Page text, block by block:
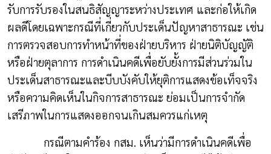
รับการรับรองในสนธิสัญญาระหว่างประเทศ และก่อให้เกิด
ผลดีโดยเฉพาะกรณีที่เกี่ยวกับประเด็นปัญหาสาธารณะ เช่น
การตรวจสอบการทำหน้าที่ของฝ่ายบริหาร ฝ่ายนิติบัญญัติ
หรือฝ่ายตุลาการ การดำเนินคดีเพื่อยับยั้งการมีส่วนร่วมใน
ประเด็นสาธารณะและบีบบังคับให้ยุติการแสดงข้อเท็จจริง
หรือความคิดเห็นในกิจการสาธารณะ ย่อมเป็นการจำกัด
เสรีภาพในการแสดงออกจนเกินสมควรแก่เหตุ
กรณีตามคำร้อง กสม. เห็นว่ามีการดำเนินคดีเพื่อ